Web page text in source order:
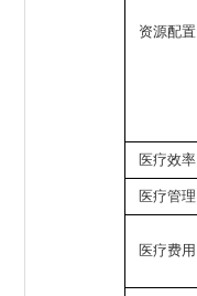
资源配置
医疗效率
医疗管理
医疗费用